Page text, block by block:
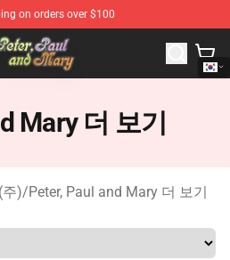
on orders over $100
Store - Official Peter, Paul and
Mary 더 보기
주)/Peter, Paul and Mary 더 보기